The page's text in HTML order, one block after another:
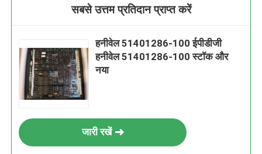
सबसे उत्तम प्रतिदान प्राप्त करें
हनीवेल 51401286-100 ईपीडीजी
हनीवेल 51401286-100 स्टॉक और
नया
जारी रखें